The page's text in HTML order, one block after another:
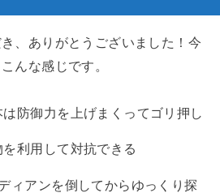
、ありがとうございました！今
んな感じです。
防御力を上げまくってゴリ押し
利用して対抗できる
ィアンを倒してからゆっくり探